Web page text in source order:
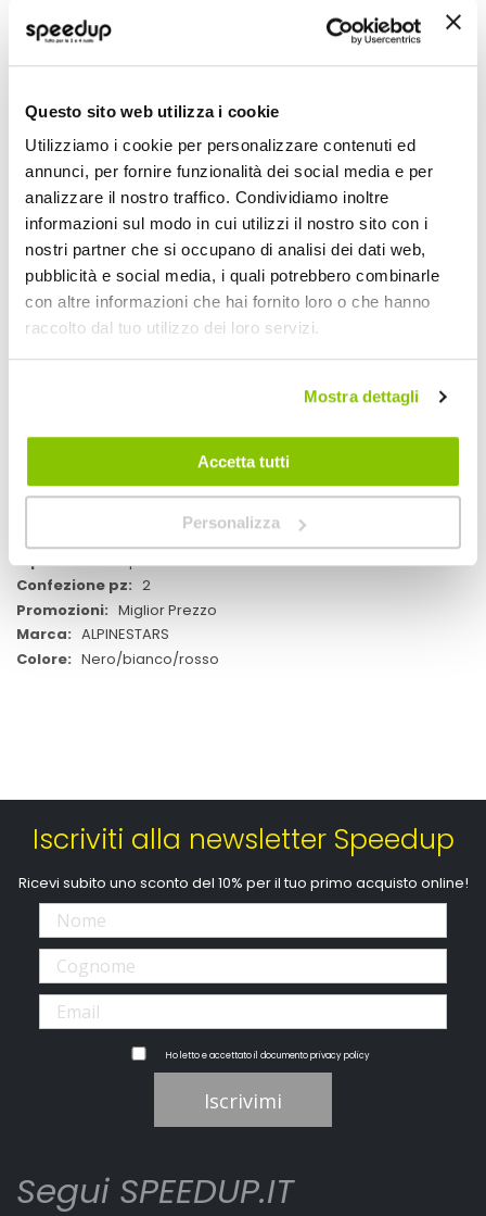
Questo sito web utilizza i cookie
Utilizziamo i cookie per personalizzare contenuti ed
annunci, per fornire funzionalità dei social media e per
analizzare il nostro traffico. Condividiamo inoltre
informazioni sul modo in cui utilizzi il nostro sito con i
nostri partner che si occupano di analisi dei dati web,
pubblicità e social media, i quali potrebbero combinarle
con altre informazioni che hai fornito loro o che hanno
raccolto dal tuo utilizzo dei loro servizi.
Mostra dettagli
Accetta tutti
Personalizza
Come misurare
CIRCONFERENZA DELLA MANO: Avvolgi un nastro di
misurazione attorno alla mano dietro le nocche, escluso il
pollice, tenendo il nastro aderente. Misura entrambe le
Specifiche tecniche
Guanti in pelle
2
Miglior Prezzo
ALPINESTARS
Nero/bianco/rosso
Iscriviti alla newsletter Speedup
Ricevi subito uno sconto del 10% per il tuo primo acquisto online!
Ho letto e accettato il documentoprivacy policy
Iscrivimi
Segui SPEEDUP.IT